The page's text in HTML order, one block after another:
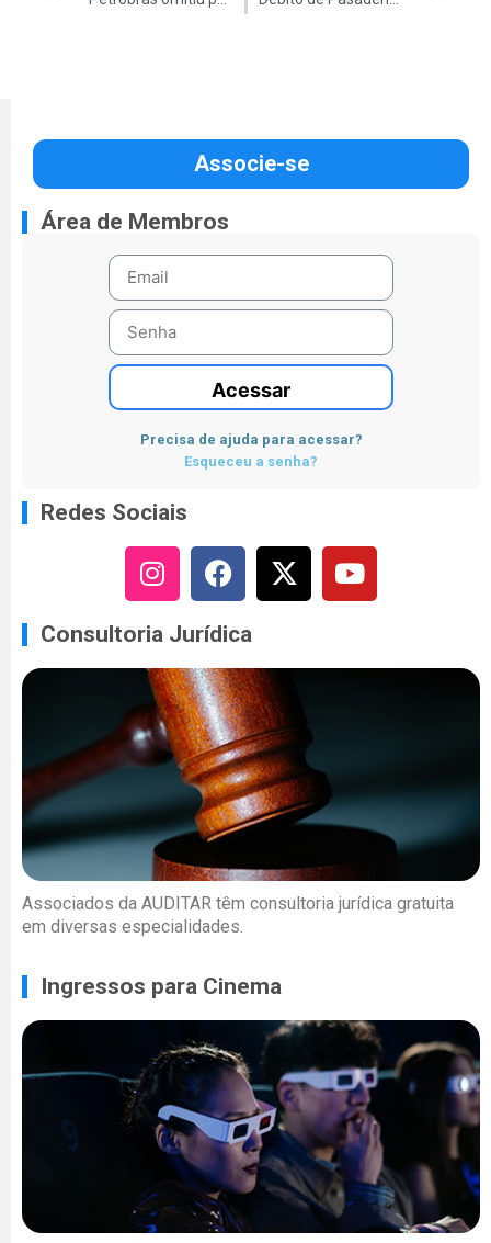
Associe-se
Área de Membros
Acessar
Precisa de ajuda para acessar?
Esqueceu a senha?
Redes Sociais
Consultoria Jurídica
Associados da AUDITAR têm consultoria jurídica gratuita
em diversas especialidades.
Ingressos para Cinema